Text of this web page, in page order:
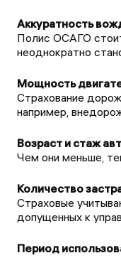
Полис ОСАГО
неоднократно
Страхование
например,
Чем они меньше,
Страховые
допущенных к